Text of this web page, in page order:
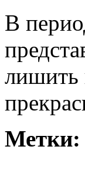
В
лишить
Метки: